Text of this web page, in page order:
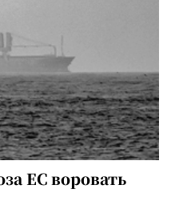
ЕС воровать